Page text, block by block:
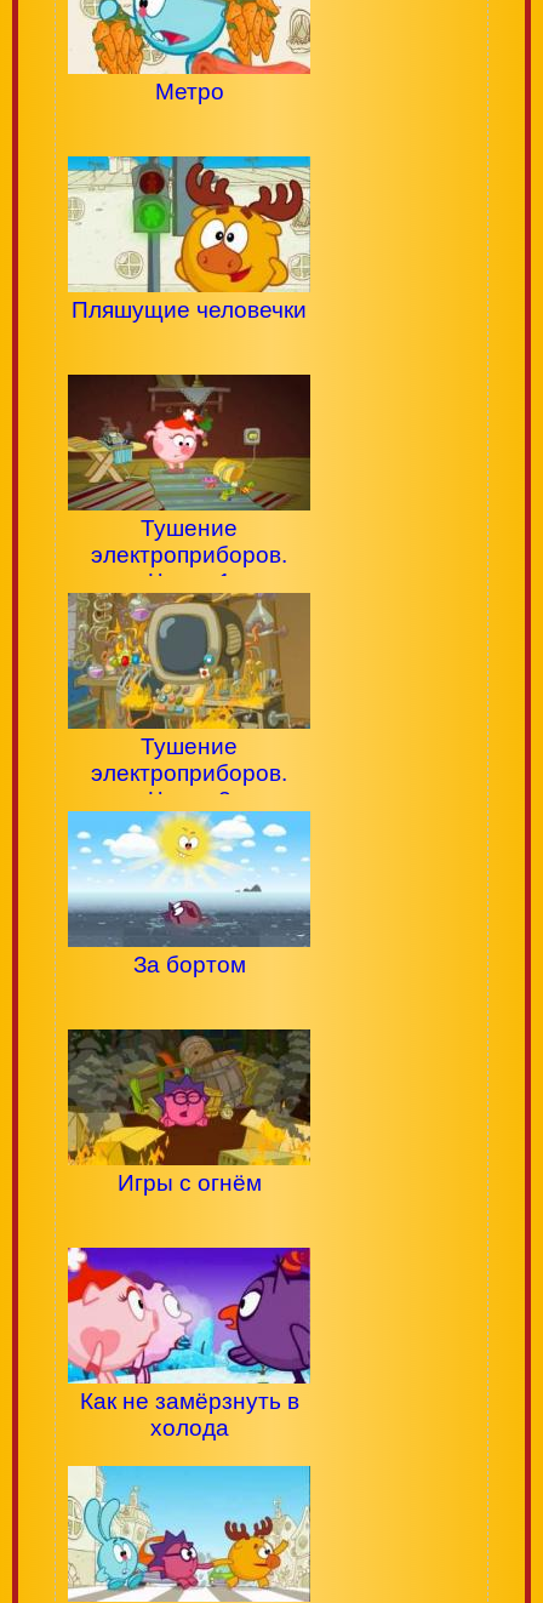
Метро
Пляшущие человечки
Тушение
электроприборов.
Часть 1
Тушение
электроприборов.
Часть 2
За бортом
Игры с огнём
Как не замёрзнуть в
холода